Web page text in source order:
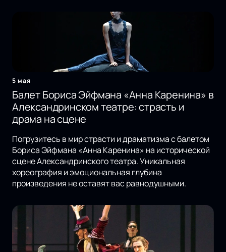
5 мая
Балет Бориса Эйфмана «Анна Каренина» в
Александринском театре: страсть и
драма на сцене
Погрузитесь в мир страсти и драматизма с балетом
Бориса Эйфмана «Анна Каренина» на исторической
сцене Александринского театра. Уникальная
хореография и эмоциональная глубина
произведения не оставят вас равнодушными.